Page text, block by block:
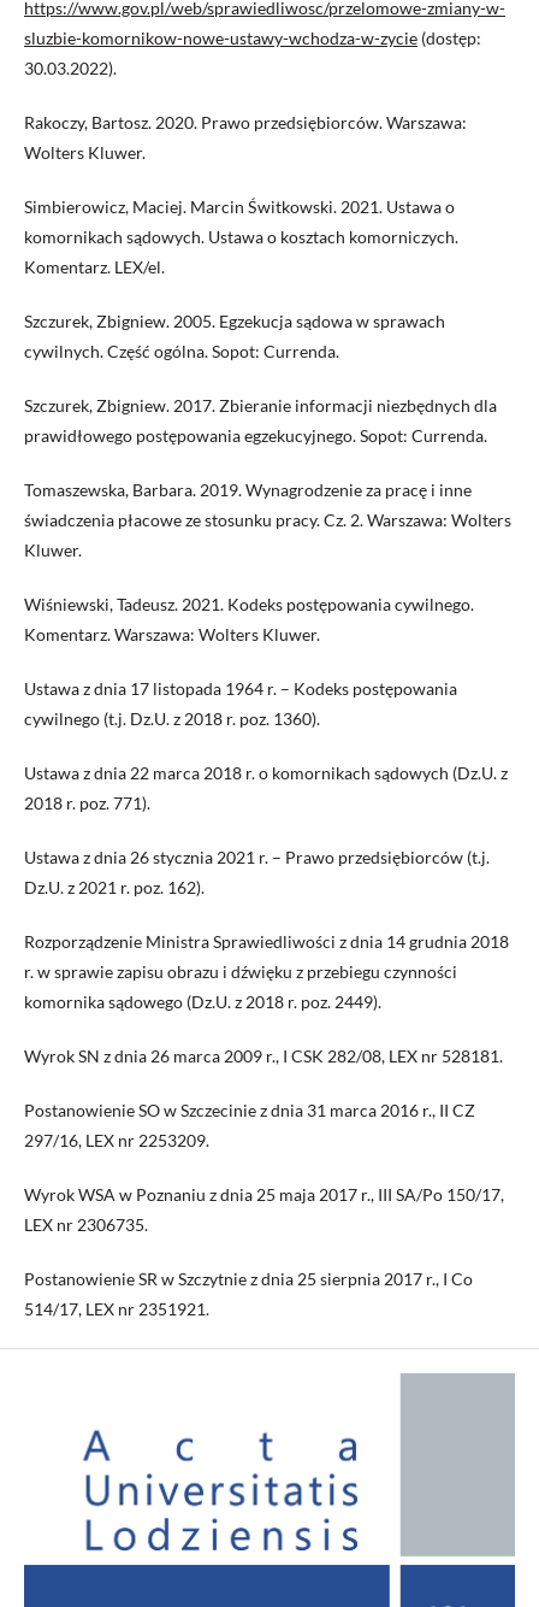
https://www.gov.pl/web/sprawiedliwosc/przelomowe-zmiany-w-
sluzbie-komornikow-nowe-ustawy-wchodza-w-zycie (dostęp:
30.03.2022).
Rakoczy, Bartosz. 2020. Prawo przedsiębiorców. Warszawa:
Wolters Kluwer.
Simbierowicz, Maciej. Marcin Świtkowski. 2021. Ustawa o
komornikach sądowych. Ustawa o kosztach komorniczych.
Komentarz. LEX/el.
Szczurek, Zbigniew. 2005. Egzekucja sądowa w sprawach
cywilnych. Część ogólna. Sopot: Currenda.
Szczurek, Zbigniew. 2017. Zbieranie informacji niezbędnych dla
prawidłowego postępowania egzekucyjnego. Sopot: Currenda.
Tomaszewska, Barbara. 2019. Wynagrodzenie za pracę i inne
świadczenia płacowe ze stosunku pracy. Cz. 2. Warszawa: Wolters
Kluwer.
Wiśniewski, Tadeusz. 2021. Kodeks postępowania cywilnego.
Komentarz. Warszawa: Wolters Kluwer.
Ustawa z dnia 17 listopada 1964 r. – Kodeks postępowania
cywilnego (t.j. Dz.U. z 2018 r. poz. 1360).
Ustawa z dnia 22 marca 2018 r. o komornikach sądowych (Dz.U. z
2018 r. poz. 771).
Ustawa z dnia 26 stycznia 2021 r. – Prawo przedsiębiorców (t.j.
Dz.U. z 2021 r. poz. 162).
Rozporządzenie Ministra Sprawiedliwości z dnia 14 grudnia 2018
r. w sprawie zapisu obrazu i dźwięku z przebiegu czynności
komornika sądowego (Dz.U. z 2018 r. poz. 2449).
Wyrok SN z dnia 26 marca 2009 r., I CSK 282/08, LEX nr 528181.
Postanowienie SO w Szczecinie z dnia 31 marca 2016 r., II CZ
297/16, LEX nr 2253209.
Wyrok WSA w Poznaniu z dnia 25 maja 2017 r., III SA/Po 150/17,
LEX nr 2306735.
Postanowienie SR w Szczytnie z dnia 25 sierpnia 2017 r., I Co
514/17, LEX nr 2351921.